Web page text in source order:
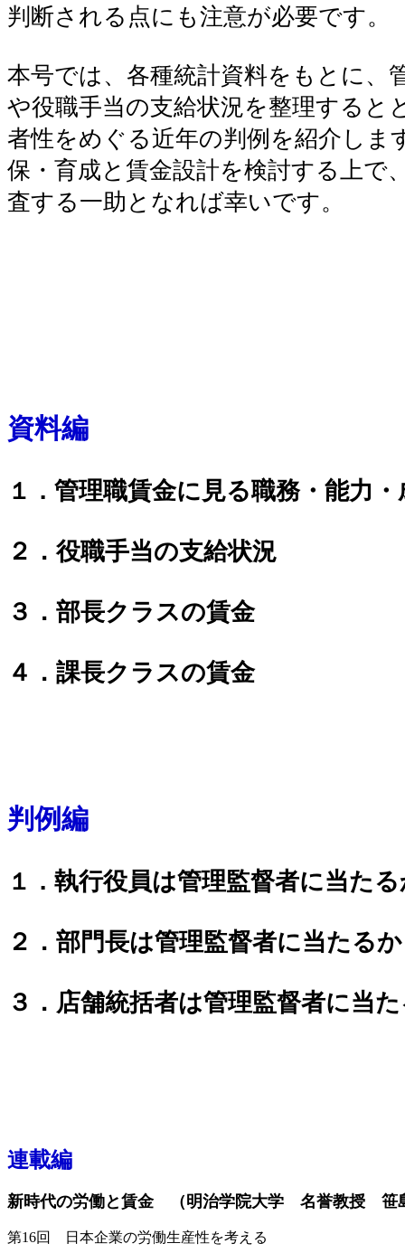
判断される点にも注意が必要です。
本号では、各種統計資料をもとに、
や役職手当の支給状況を整理すると
者性をめぐる近年の判例を紹介しま
保・育成と賃金設計を検討する上で
査する一助となれば幸いです。
資料編
１． 管理職賃金に見る職務・能力
２．役職手当の支給状況
３．部長クラスの賃金
４．課長クラスの賃金
判例編
１． 執行役員は管理監督者に当た
２．部門長は管理監督者に当たるか
３．店舗統括者は管理監督者に当
連載編
新時代の労働と賃金 （明治学院大学 名誉教授 笹
第16回 日本企業の労働生産性を考える